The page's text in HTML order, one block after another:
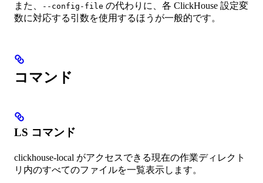
また、 --config-file の代わりに、各 ClickHouse 設定変
数に対応する引数を使用するほうが一般的です。
コマンド
LS コマンド
clickhouse-local がアクセスできる現在の作業ディレクト
リ内のすべてのファイルを一覧表示します。